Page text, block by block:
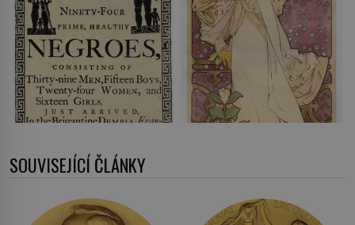
SOUVISEJÍCÍ ČLÁNKY